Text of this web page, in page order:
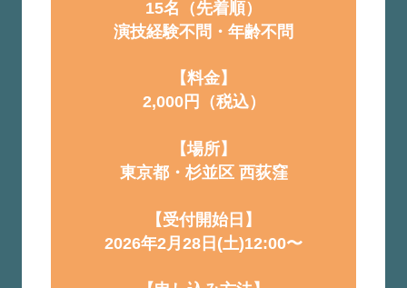
15名（先着順）
演技経験不問・年齢不問
【料金】
2,000円（税込）
【場所】
東京都・杉並区 西荻窪
【受付開始日】
2026年2月28日(土)12:00〜